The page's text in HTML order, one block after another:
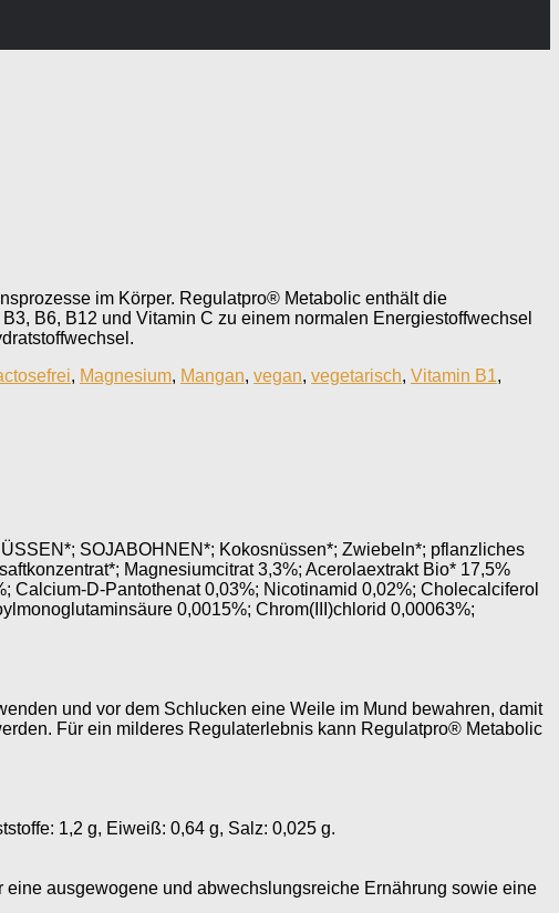
im Körper. Regulatpro® Metabolic enthält die
B6, B12 und Vitamin C zu einem normalen Energiestoffwechsel
, Magnesium, Mangan, vegan, vegetarisch, Vitamin B1,
SOJABOHNEN*; Kokosnüssen*; Zwiebeln*; pflanzliches
Magnesiumcitrat 3,3%; Acerolaextrakt Bio* 17,5%
Calcium-D-Pantothenat 0,03%; Nicotinamid 0,02%; Cholecalciferol
0,0015%; Chrom(III)chlorid 0,00063%;
und vor dem Schlucken eine Weile im Mund bewahren, damit
Für ein milderes Regulaterlebnis kann Regulatpro® Metabolic
1,2 g, Eiweiß: 0,64 g, Salz: 0,025 g.
ausgewogene und abwechslungsreiche Ernährung sowie eine